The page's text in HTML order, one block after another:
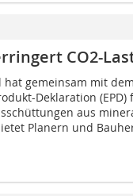
CO2-
hat gemeinsam mit
Deklaration (EPD)
aus
Planern und